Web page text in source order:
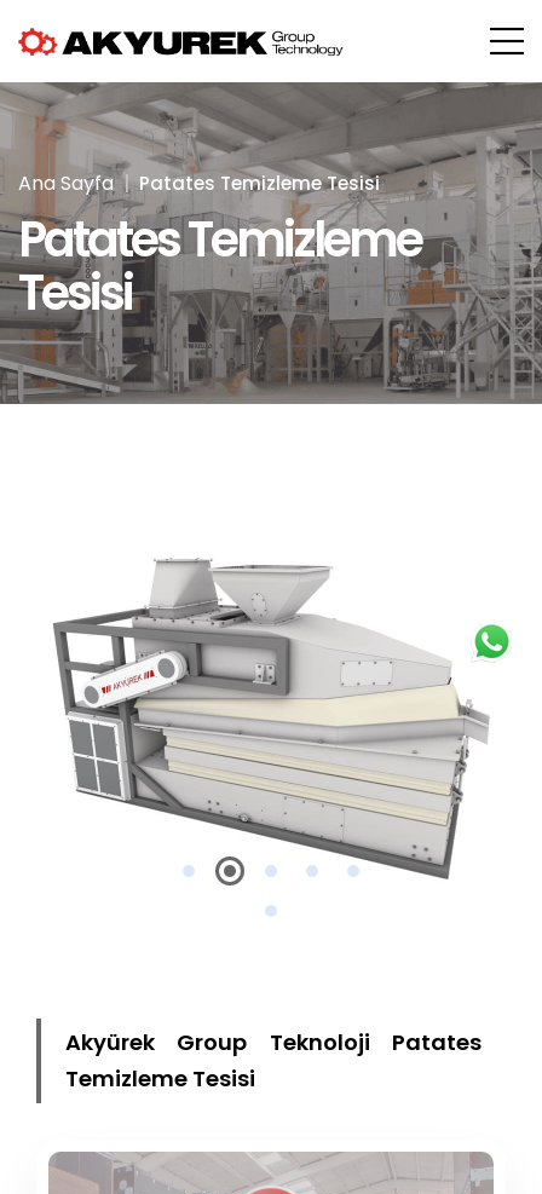
Ana Sayfa Patates Temizleme Tesisi
Patates Temizleme
Tesisi
Akyürek Group Teknoloji Patates
Temizleme Tesisi